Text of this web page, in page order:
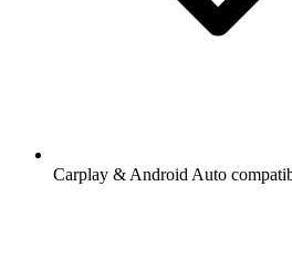
Carplay & Android Auto